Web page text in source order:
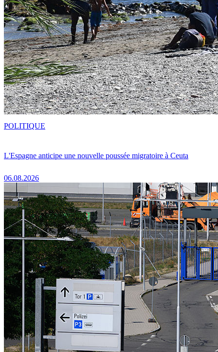
L'Espagne anticipe une nouvelle poussée migratoire à Ceuta
06.08.2026
POLITIQUE